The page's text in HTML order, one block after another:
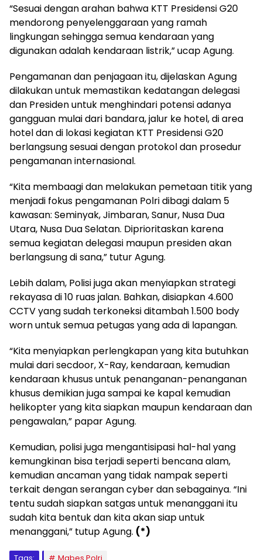
“Sesuai dengan arahan bahwa KTT Presidensi G20
mendorong penyelenggaraan yang ramah
lingkungan sehingga semua kendaraan yang
digunakan adalah kendaraan listrik,” ucap Agung.
Pengamanan dan penjagaan itu, dijelaskan Agung
dilakukan untuk memastikan kedatangan delegasi
dan Presiden untuk menghindari potensi adanya
gangguan mulai dari bandara, jalur ke hotel, di area
hotel dan di lokasi kegiatan KTT Presidensi G20
berlangsung sesuai dengan protokol dan prosedur
pengamanan internasional.
“Kita membaagi dan melakukan pemetaan titik yang
menjadi fokus pengamanan Polri dibagi dalam 5
kawasan: Seminyak, Jimbaran, Sanur, Nusa Dua
Utara, Nusa Dua Selatan. Diprioritaskan karena
semua kegiatan delegasi maupun presiden akan
berlangsung di sana,” tutur Agung.
Lebih dalam, Polisi juga akan menyiapkan strategi
rekayasa di 10 ruas jalan. Bahkan, disiapkan 4.600
CCTV yang sudah terkoneksi ditambah 1.500 body
worn untuk semua petugas yang ada di lapangan.
“Kita menyiapkan perlengkapan yang kita butuhkan
mulai dari secdoor, X-Ray, kendaraan, kemudian
kendaraan khusus untuk penanganan-penanganan
khusus demikian juga sampai ke kapal kemudian
helikopter yang kita siapkan maupun kendaraan dan
pengawalan,” papar Agung.
Kemudian, polisi juga mengantisipasi hal-hal yang
kemungkinan bisa terjadi seperti bencana alam,
kemudian ancaman yang tidak nampak seperti
terkait dengan serangan cyber dan sebagainya. “Ini
tentu sudah siapkan satgas untuk menanggani itu
sudah kita bentuk dan kita akan siap untuk
menanggani,” tutup Agung. (*)